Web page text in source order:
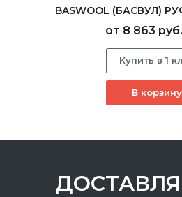
BASWOOL (БАСВУЛ)
от 8 863 руб.
Купить в 1
В корзину